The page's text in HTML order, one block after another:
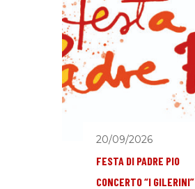
20/09/2026
FESTA DI PADRE PIO
CONCERTO “I GILERINI”